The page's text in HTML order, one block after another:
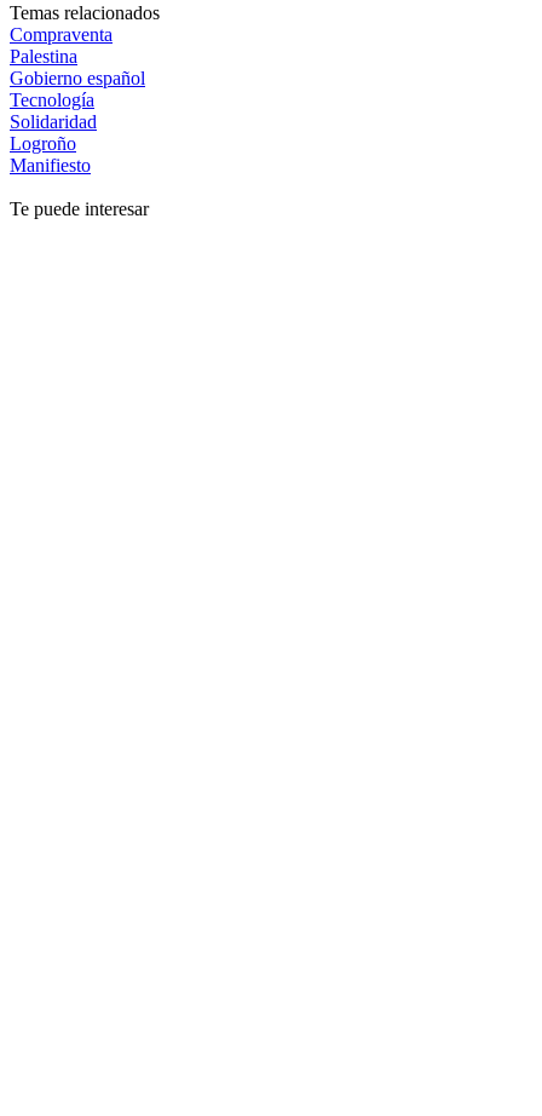
Temas relacionados
Compraventa
Palestina
Gobierno español
Tecnología
Solidaridad
Logroño
Manifiesto
Te puede interesar